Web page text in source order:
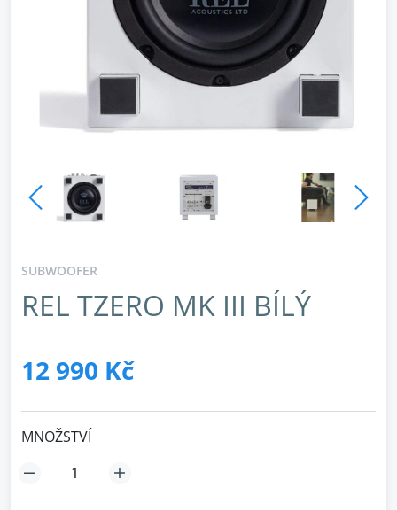
SUBWOOFER
REL TZERO MK III BÍLÝ
12 990 Kč
MNOŽSTVÍ